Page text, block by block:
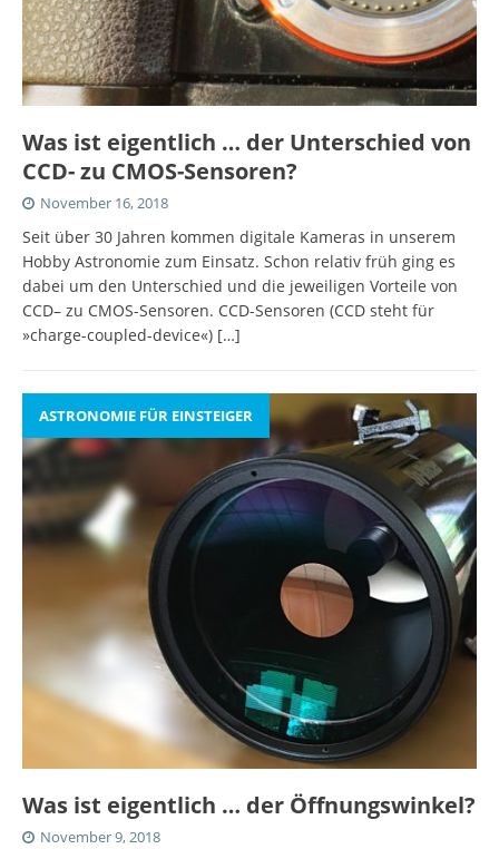
Was ist eigentlich … der Unterschied von
CCD- zu CMOS-Sensoren?
November 16, 2018
Seit über 30 Jahren kommen digitale Kameras in unserem
Hobby Astronomie zum Einsatz. Schon relativ früh ging es
dabei um den Unterschied und die jeweiligen Vorteile von
CCD– zu CMOS-Sensoren. CCD-Sensoren (CCD steht für
»charge-coupled-device«) […]
ASTRONOMIE FÜR EINSTEIGER
Was ist eigentlich … der Öffnungswinkel?
November 9, 2018